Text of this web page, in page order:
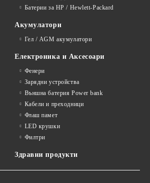
Батерии за HP / Hewlett-Packard
Акумулатори
Гел / AGM акумулатори
Електроника и Аксесоари
Фенери
Зарядни устройства
Външна батерия Power bank
Кабели и преходници
Флаш памет
LED крушки
Филтри
Здравни продукти